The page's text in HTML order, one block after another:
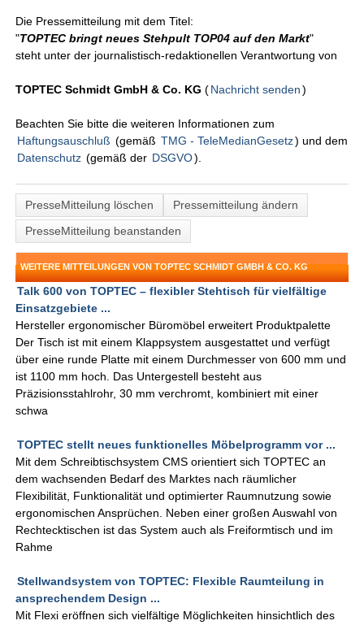
Die Pressemitteilung mit dem Titel:
"TOPTEC bringt neues Stehpult TOP04 auf den Markt"
steht unter der journalistisch-redaktionellen Verantwortung von
TOPTEC Schmidt GmbH & Co. KG (Nachricht senden )
Beachten Sie bitte die weiteren Informationen zum
Haftungsauschluß (gemäß TMG - TeleMedianGesetz) und dem
Datenschutz (gemäß der DSGVO).
PresseMitteilung löschen
Pressemitteilung ändern
PresseMitteilung beanstanden
WEITERE MITTEILUNGEN VON TOPTEC SCHMIDT GMBH & CO. KG
Talk 600 von TOPTEC – flexibler Stehtisch für vielfältige
Einsatzgebiete ...
Hersteller ergonomischer Büromöbel erweitert Produktpalette
Der Tisch ist mit einem Klappsystem ausgestattet und verfügt
über eine runde Platte mit einem Durchmesser von 600 mm und
ist 1100 mm hoch. Das Untergestell besteht aus
Präzisionsstahlrohr, 30 mm verchromt, kombiniert mit einer
schwa
TOPTEC stellt neues funktionelles Möbelprogramm vor ...
Mit dem Schreibtischsystem CMS orientiert sich TOPTEC an
dem wachsenden Bedarf des Marktes nach räumlicher
Flexibilität, Funktionalität und optimierter Raumnutzung sowie
ergonomischen Ansprüchen. Neben einer großen Auswahl von
Rechtecktischen ist das System auch als Freiformtisch und im
Rahme
Stellwandsystem von TOPTEC: Flexible Raumteilung in
ansprechendem Design ...
Mit Flexi eröffnen sich vielfältige Möglichkeiten hinsichtlich des